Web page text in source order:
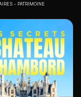
PATRIMOINE